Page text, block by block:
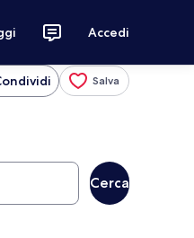
Accedi
Salva
Cerca